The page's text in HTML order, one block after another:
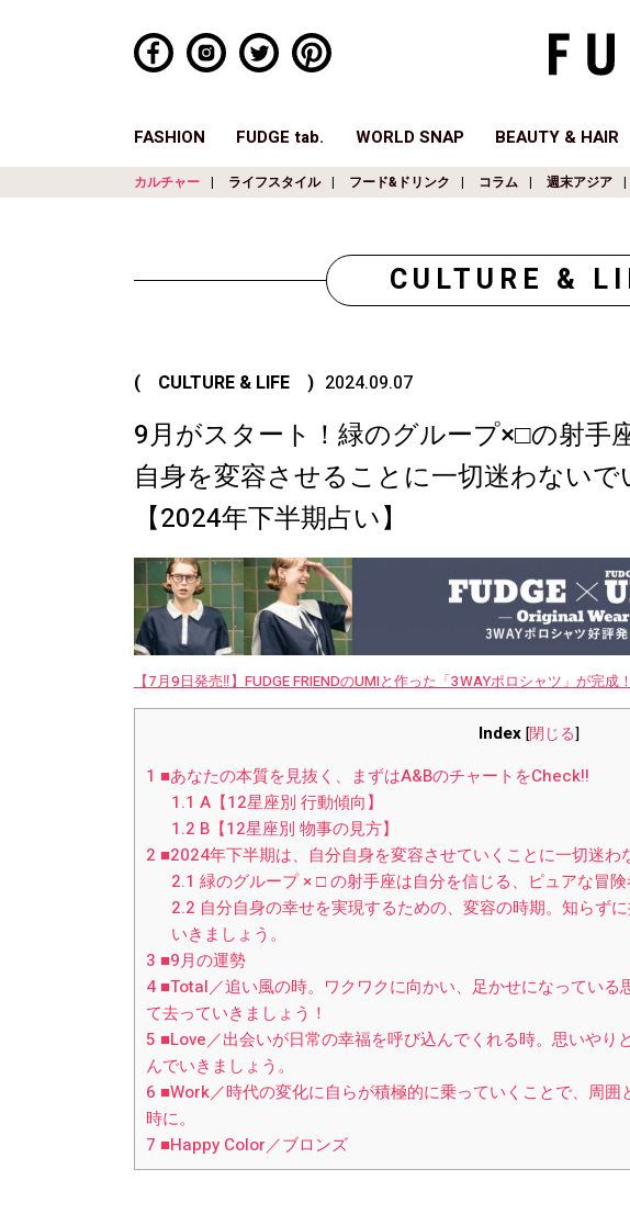
FASHION FUDGE tab. WORLD SNAP BEAUTY & HAIR
カルチャー ライフスタイル フード&ドリンク コラム 週末アジア
CULTURE &
( CULTURE & LIFE ) 2024.09.07
9月がスタート！緑のグループ×□の射手
自身を変容させることに一切迷わない
【2024年下半期占い】
【7月9日発売‼︎】FUDGE FRIENDのUMIと作った「3WAYポロシャツ」が完成！
Index [閉じる]
1 ■あなたの本質を見抜く、まずはA&BのチャートをCheck!!
1.1 A【12星座別 行動傾向】
1.2 B【12星座別 物事の見方】
2 ■2024年下半期は、自分自身を変容させていくことに一切迷わ
2.1 緑のグループ × □ の射手座は自分を信じる、ピュアな冒
2.2 自分自身の幸せを実現するための、変容の時期。知らず
いきましょう。
3 ■9月の運勢
4 ■Total／追い風の時。ワクワクに向かい、足かせになってい
て去っていきましょう！
5 ■Love／出会いが日常の幸福を呼び込んでくれる時。思いやり
んでいきましょう。
6 ■Work／時代の変化に自らが積極的に乗っていくことで、周
時に。
7 ■Happy Color／ブロンズ